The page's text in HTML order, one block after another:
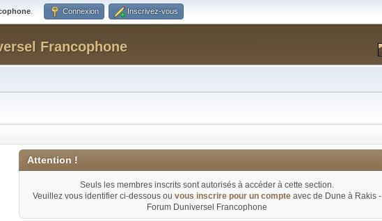
Connexion Inscrivez-vous
Francophone
Attention !
Seuls les membres inscrits sont autorisés à accéder à cette section.
Veuillez vous identifier ci-dessous ou vous inscrire pour un compteavec de Dune à Rakis -
Forum Duniversel Francophone